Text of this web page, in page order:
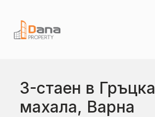
3-стаен в Гръцка
махала, Варна